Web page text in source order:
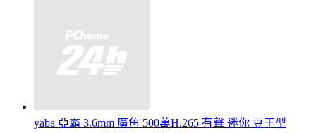
yaba 亞霸 3.6mm 廣角 500萬H.265 有聲 迷你 豆干型